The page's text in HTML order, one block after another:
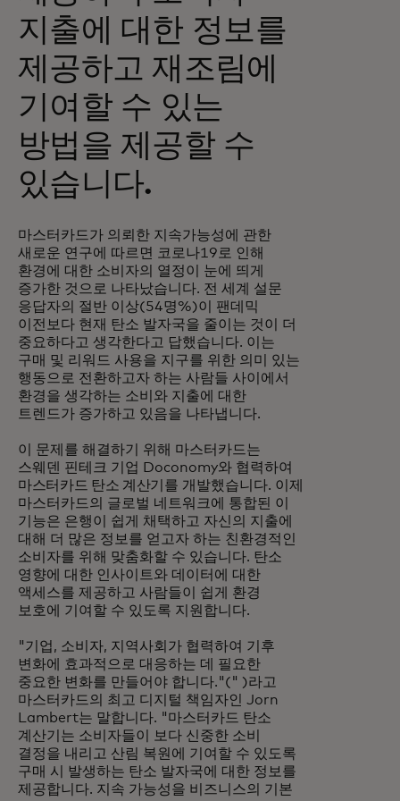
지출에 대한 정보를
제공하고 재조림에
기여할 수 있는
방법을 제공할 수
있습니다.
마스터카드가 의뢰한 지속가능성에 관한
새로운 연구에 따르면 코로나19로 인해
환경에 대한 소비자의 열정이 눈에 띄게
증가한 것으로 나타났습니다. 전 세계 설문
응답자의 절반 이상(54명%)이 팬데믹
이전보다 현재 탄소 발자국을 줄이는 것이 더
중요하다고 생각한다고 답했습니다. 이는
구매 및 리워드 사용을 지구를 위한 의미 있는
행동으로 전환하고자 하는 사람들 사이에서
환경을 생각하는 소비와 지출에 대한
트렌드가 증가하고 있음을 나타냅니다.
이 문제를 해결하기 위해 마스터카드는
스웨덴 핀테크 기업 Doconomy와 협력하여
마스터카드 탄소 계산기를 개발했습니다. 이제
마스터카드의 글로벌 네트워크에 통합된 이
기능은 은행이 쉽게 채택하고 자신의 지출에
대해 더 많은 정보를 얻고자 하는 친환경적인
소비자를 위해 맞춤화할 수 있습니다. 탄소
영향에 대한 인사이트와 데이터에 대한
액세스를 제공하고 사람들이 쉽게 환경
보호에 기여할 수 있도록 지원합니다.
"기업, 소비자, 지역사회가 협력하여 기후
변화에 효과적으로 대응하는 데 필요한
중요한 변화를 만들어야 합니다."(" )라고
마스터카드의 최고 디지털 책임자인 Jorn
Lambert는 말합니다. "마스터카드 탄소
계산기는 소비자들이 보다 신중한 소비
결정을 내리고 산림 복원에 기여할 수 있도록
구매 시 발생하는 탄소 발자국에 대한 정보를
제공합니다. 지속 가능성을 비즈니스의 기본